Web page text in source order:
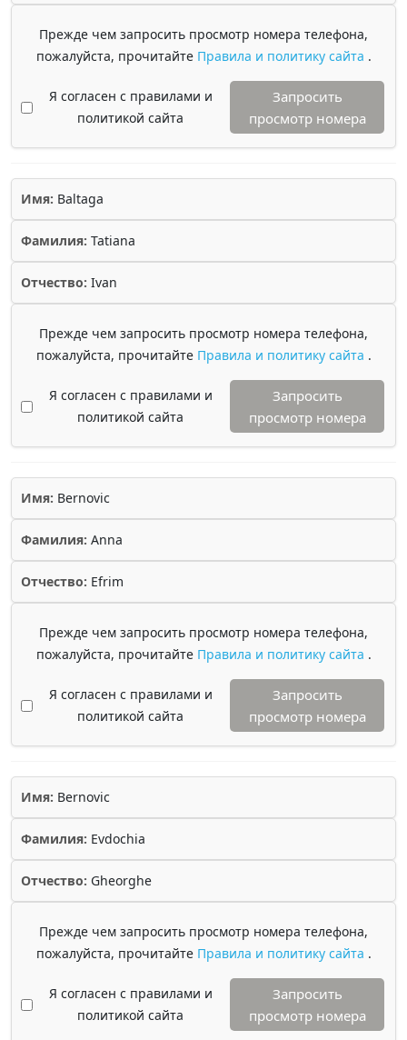
Прежде чем запросить просмотр номера телефона,
пожалуйста, прочитайте Правила и политику сайта .
Я согласен с правилами и
политикой сайта
Запросить
просмотр номера
Имя: Baltaga
Фамилия: Tatiana
Отчество: Ivan
Прежде чем запросить просмотр номера телефона,
пожалуйста, прочитайте Правила и политику сайта .
Я согласен с правилами и
политикой сайта
Запросить
просмотр номера
Имя: Bernovic
Фамилия: Anna
Отчество: Efrim
Прежде чем запросить просмотр номера телефона,
пожалуйста, прочитайте Правила и политику сайта .
Я согласен с правилами и
политикой сайта
Запросить
просмотр номера
Имя: Bernovic
Фамилия: Evdochia
Отчество: Gheorghe
Прежде чем запросить просмотр номера телефона,
пожалуйста, прочитайте Правила и политику сайта .
Я согласен с правилами и
политикой сайта
Запросить
просмотр номера